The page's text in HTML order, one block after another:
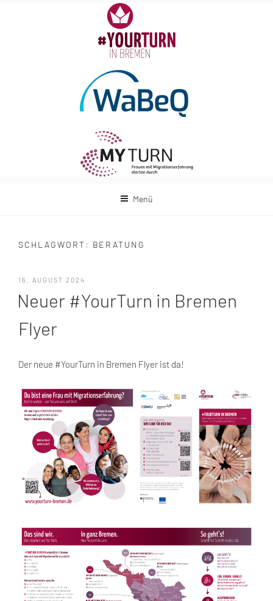
Menü
SCHLAGWORT: BERATUNG
VERÖFFENTLICHT
16. AUGUST 2024
Neuer #YourTurn in Bremen
Flyer
Der neue #YourTurn in Bremen Flyer ist da!